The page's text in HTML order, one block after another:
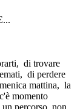
di trovare
di perdere
mattina, la
momento
percorso, non